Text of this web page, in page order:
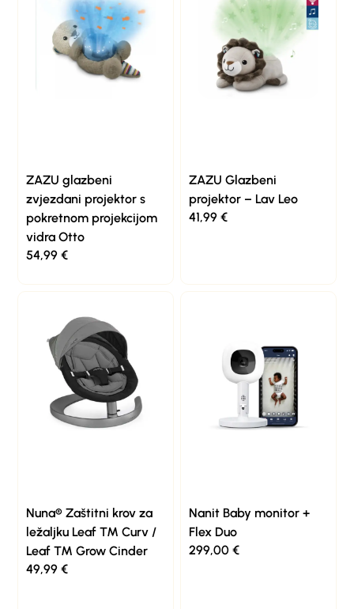
ZAZU glazbeni
zvjezdani projektor s
pokretnom projekcijom
vidra Otto
54,99€
ZAZU Glazbeni
projektor – Lav Leo
41,99 €
Nuna® Zaštitni krov za
ležaljku Leaf ™ Curv /
Leaf ™ Grow Cinder
49,99€
Nanit Baby monitor +
Flex Duo
299,00 €